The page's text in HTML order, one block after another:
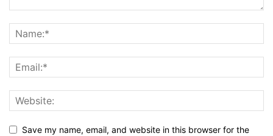
Save my name, email, and website in this browser for the